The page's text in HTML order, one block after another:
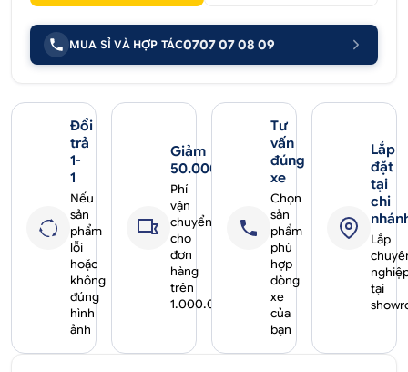
MUA SỈ VÀ HỢP TÁC0707 07 08 09
Đổi
trả
1-
1
Nếu
sản
phẩm
lỗi
hoặc
không
đúng
hình
ảnh
Giảm
50.000₫
Phí
vận
chuyển
cho
đơn
hàng
trên
1.000.000₫
Tư
vấn
đúng
xe
Chọn
sản
phẩm
phù
hợp
dòng
xe
của
bạn
Lắp
đặt
tại
chi
Lắp
tại